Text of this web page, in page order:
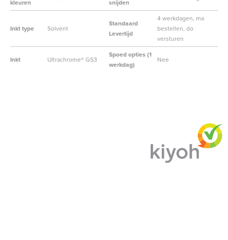
kleuren
snijden
Inkt type Solvent
Standaard
Levertijd
4 werkdagen, ma
bestellen, do
versturen
Inkt Ultrachrome® GS3
Spoed opties (1
werkdag)
Nee